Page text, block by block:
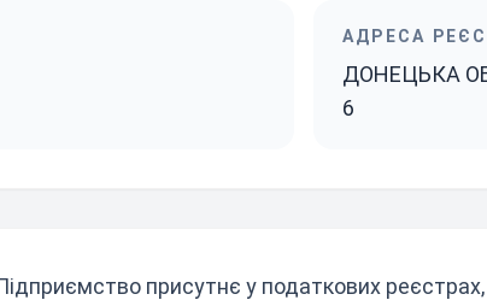
АДРЕСА
ДОНЕЦЬКА
6
присутнє у податкових реєстрах,